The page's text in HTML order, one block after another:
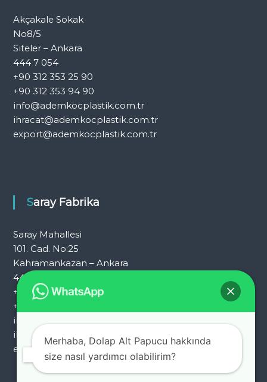
Akçakale Sokak
No8/5
Siteler – Ankara
444 7 054
+90 312 353 25 90
+90 312 353 94 90
info@ademkocplastik.com.tr
ihracat@ademkocplastik.com.tr
export@ademkocplastik.com.tr
Saray Fabrika
Saray Mahallesi
101. Cad. No:25
Kahramankazan – Ankara
444 7 054
+90 312 353 25 72
+90 312 353 25 92
info@ademkocplastik.com.tr
ihracat@ademkocplastik.com.tr
export@ademkocplastik.com.tr
Merhaba, Dolap Alt Papucu hakkında
size nasıl yardımcı olabilirim?